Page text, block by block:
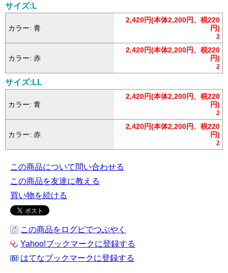
サイズ:L
カラー: 青
2,420円(本体2,200円、税220
円)
2
カラー: 赤
2,420円(本体2,200円、税220
円)
2
サイズ:LL
カラー: 青
2,420円(本体2,200円、税220
円)
2
カラー: 赤
2,420円(本体2,200円、税220
円)
2
この商品について問い合わせる
この商品を友達に教える
買い物を続ける
この商品をログピでつぶやく
Yahoo!ブックマークに登録する
はてなブックマークに登録する